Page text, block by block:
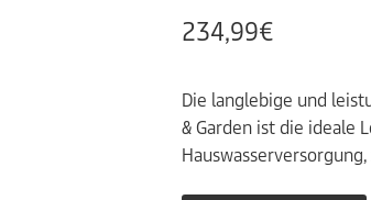
234,99€
Die langlebige und
& Garden ist die ideale